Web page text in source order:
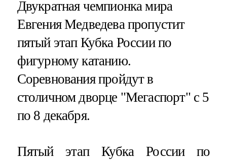
Двукратная чемпионка мира
Евгения Медведева пропустит
пятый этап Кубка России по
фигурному катанию.
Соревнования пройдут в
столичном дворце "Мегаспорт" с 5
по 8 декабря.
Пятый этап Кубка России по